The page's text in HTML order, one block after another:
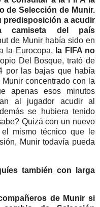
de Selección de Munir.
predisposición a acudir
camiseta del país
de Munir había sido en
la Eurocopa, la FIFA no
Del Bosque, trató de
por las bajas que había
concentrado con la
apenas esos minutos
al jugador acudir al
se hubiera tenido
Quizá con un nuevo
mismo técnico que le
Munir todavía pueda
también con larga
de Munir si